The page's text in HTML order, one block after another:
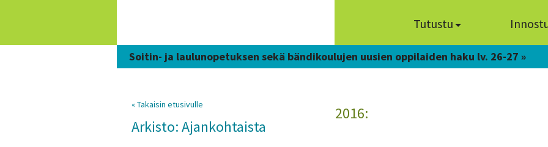
Tutustu
Soitin- ja laulunopetuksen sekä bändikoulujen uusien oppilaiden haku lv. 26-27 »
2016:
« Takaisin etusivulle
Arkisto: Ajankohtaista